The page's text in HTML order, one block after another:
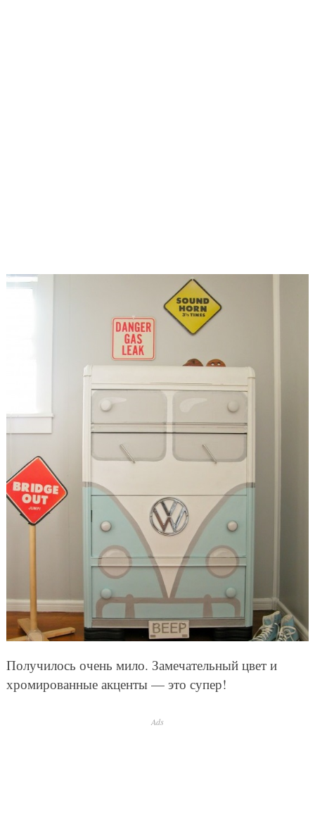
Получилось очень мило. Замечательный цвет и
хромированные акценты — это супер!
Ads